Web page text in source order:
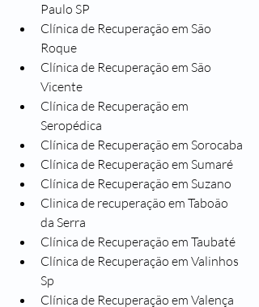
Paulo SP
Clínica de Recuperação em São
Roque
Clínica de Recuperação em São
Vicente
Clínica de Recuperação em
Seropédica
Clínica de Recuperação em Sorocaba
Clínica de Recuperação em Sumaré
Clínica de Recuperação em Suzano
Clinica de recuperação em Taboão
da Serra
Clínica de Recuperação em Taubaté
Clínica de Recuperação em Valinhos
Sp
Clínica de Recuperação em Valença